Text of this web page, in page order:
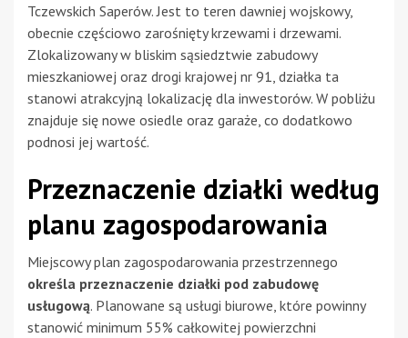
Tczewskich Saperów. Jest to teren dawniej wojskowy,
obecnie częściowo zarośnięty krzewami i drzewami.
Zlokalizowany w bliskim sąsiedztwie zabudowy
mieszkaniowej oraz drogi krajowej nr 91, działka ta
stanowi atrakcyjną lokalizację dla inwestorów. W pobliżu
znajduje się nowe osiedle oraz garaże, co dodatkowo
podnosi jej wartość.
Przeznaczenie działki według
planu zagospodarowania
Miejscowy plan zagospodarowania przestrzennego
określa przeznaczenie działki pod zabudowę
usługową. Planowane są usługi biurowe, które powinny
stanowić minimum 55% całkowitej powierzchni